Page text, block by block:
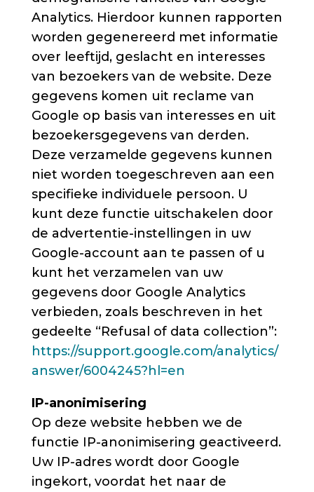
Analytics. Hierdoor kunnen rapporten
worden gegenereerd met informatie
over leeftijd, geslacht en interesses
van bezoekers van de website. Deze
gegevens komen uit reclame van
Google op basis van interesses en uit
bezoekersgegevens van derden.
Deze verzamelde gegevens kunnen
niet worden toegeschreven aan een
specifieke individuele persoon. U
kunt deze functie uitschakelen door
de advertentie-instellingen in uw
Google-account aan te passen of u
kunt het verzamelen van uw
gegevens door Google Analytics
verbieden, zoals beschreven in het
gedeelte “Refusal of data collection”:
https://support.google.com/analytics/
answer/6004245?hl=en
IP-anonimisering
Op deze website hebben we de
functie IP-anonimisering geactiveerd.
Uw IP-adres wordt door Google
ingekort, voordat het naar de